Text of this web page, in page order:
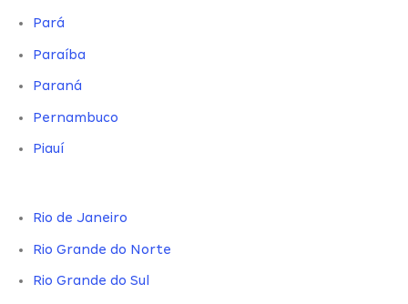
Pará
Paraíba
Paraná
Pernambuco
Piauí
Rio de Janeiro
Rio Grande do Norte
Rio Grande do Sul